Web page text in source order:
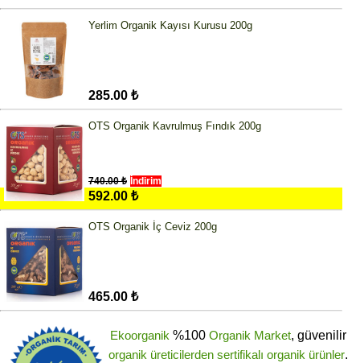
Yerlim Organik Kayısı Kurusu 200g
285.00 ₺
OTS Organik Kavrulmuş Fındık 200g
740.00 ₺ İndirim
592.00 ₺
OTS Organik İç Ceviz 200g
465.00 ₺
Ekoorganik %100 Organik Market, güvenilir
organik üreticilerden sertifikalı organik ürünler.